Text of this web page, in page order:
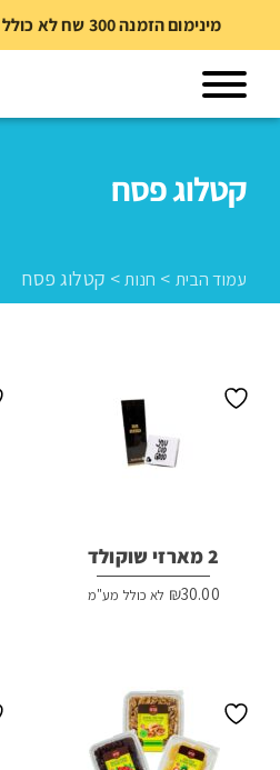
מינימום הזמנה 300 שח לא כולל משלוח ומיתוג
קטלוג פסח
עמוד הבית > חנות> קטלוג פסח
2 מארזי שוקולד
₪30.00 לא כולל מע"מ